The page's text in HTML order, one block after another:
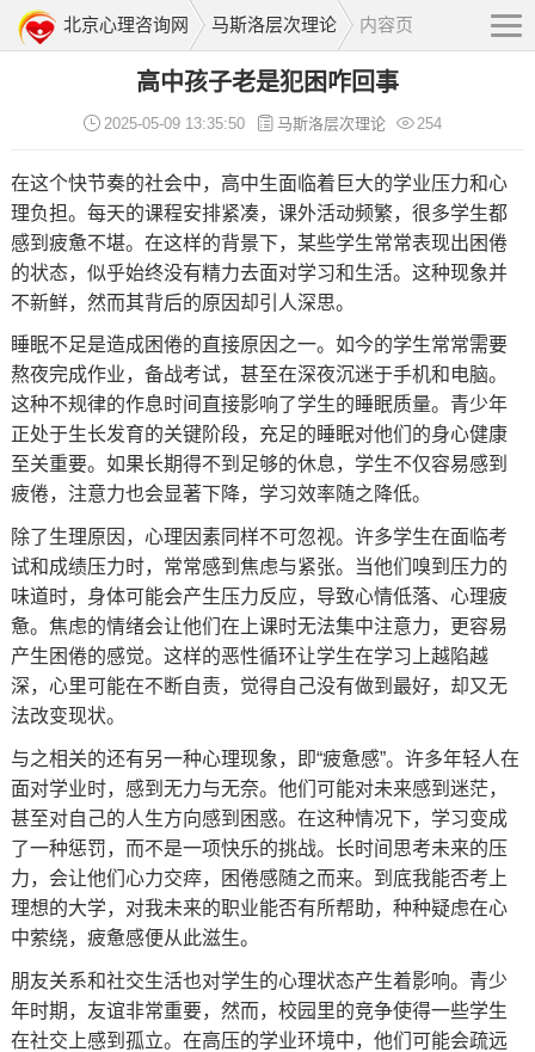
北京心理咨询网 马斯洛层次理论 内容页
高中孩子老是犯困咋回事
2025-05-09 13:35:50 马斯洛层次理论 254
在这个快节奏的社会中，高中生面临着巨大的学业压力和心
理负担。每天的课程安排紧凑，课外活动频繁，很多学生都
感到疲惫不堪。在这样的背景下，某些学生常常表现出困倦
的状态，似乎始终没有精力去面对学习和生活。这种现象并
不新鲜，然而其背后的原因却引人深思。
睡眠不足是造成困倦的直接原因之一。如今的学生常常需要
熬夜完成作业，备战考试，甚至在深夜沉迷于手机和电脑。
这种不规律的作息时间直接影响了学生的睡眠质量。青少年
正处于生长发育的关键阶段，充足的睡眠对他们的身心健康
至关重要。如果长期得不到足够的休息，学生不仅容易感到
疲倦，注意力也会显著下降，学习效率随之降低。
除了生理原因，心理因素同样不可忽视。许多学生在面临考
试和成绩压力时，常常感到焦虑与紧张。当他们嗅到压力的
味道时，身体可能会产生压力反应，导致心情低落、心理疲
惫。焦虑的情绪会让他们在上课时无法集中注意力，更容易
产生困倦的感觉。这样的恶性循环让学生在学习上越陷越
深，心里可能在不断自责，觉得自己没有做到最好，却又无
法改变现状。
与之相关的还有另一种心理现象，即“疲惫感”。许多年轻人在
面对学业时，感到无力与无奈。他们可能对未来感到迷茫，
甚至对自己的人生方向感到困惑。在这种情况下，学习变成
了一种惩罚，而不是一项快乐的挑战。长时间思考未来的压
力，会让他们心力交瘁，困倦感随之而来。到底我能否考上
理想的大学，对我未来的职业能否有所帮助，种种疑虑在心
中萦绕，疲惫感便从此滋生。
朋友关系和社交生活也对学生的心理状态产生着影响。青少
年时期，友谊非常重要，然而，校园里的竞争使得一些学生
在社交上感到孤立。在高压的学业环境中，他们可能会疏远